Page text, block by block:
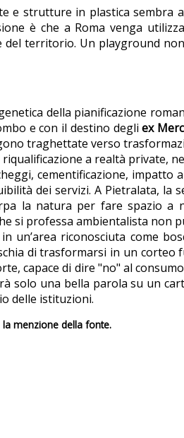
e strutture in plastica
è che a Roma venga
territorio. Un playground
della pianificazione
e con il destino degliex
traghettate verso
a realtà private,
cementificazione, impatto
dei servizi. A Pietralata, la
la natura per fare spazio a
si professa ambientalista non
riconosciuta come
di trasformarsi in un corteo
capace di dire "no" al
solo una bella parola su un
delle istituzioni.
menzione della fonte.